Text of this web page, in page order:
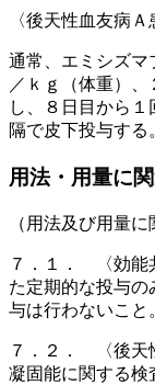
〈後天性血友病
通常、エミシズマ
／ｋｇ（体重）
し、８日目から
隔で皮下投与する
用法・用量に
（用法及び用量に
７．１． 〈効能
た定期的な投与の
与は行わないこと
７．２． 〈後天
凝固能に関する検